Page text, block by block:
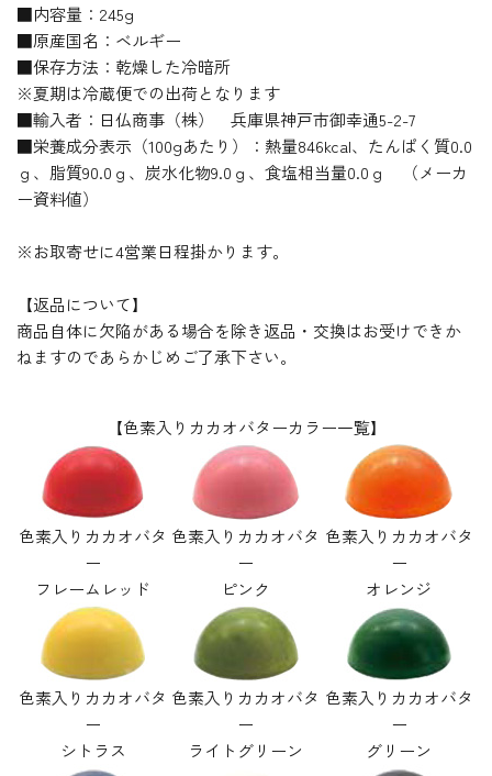
■内容量：245g
■原産国名：ベルギー
■保存方法：乾燥した冷暗所
※夏期は冷蔵便での出荷となります
■輸入者：日仏商事（株） 兵庫県神戸市御幸通5-2-7
■栄養成分表示（100gあたり）：熱量846kcal、たんぱく質0.0
ｇ、脂質90.0ｇ、炭水化物9.0ｇ、食塩相当量0.0ｇ （メーカ
ー資料値）
※お取寄せに4営業日程掛かります。
【返品について】
商品自体に欠陥がある場合を除き返品・交換はお受けできか
ねますのであらかじめご了承下さい。
【色素入りカカオバターカラー一覧】
色素入りカカオバタ
ー
フレームレッド
色素入りカカオバタ
ー
ピンク
色素入りカカオバタ
ー
オレンジ
色素入りカカオバタ
ー
シトラス
色素入りカカオバタ
ー
ライトグリーン
色素入りカカオバタ
ー
グリーン